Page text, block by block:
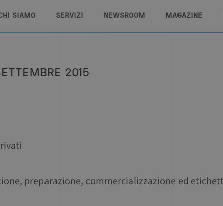
SIAMO SERVIZI NEWSROOM MAGAZINE
2015
preparazione, commercializzazione ed